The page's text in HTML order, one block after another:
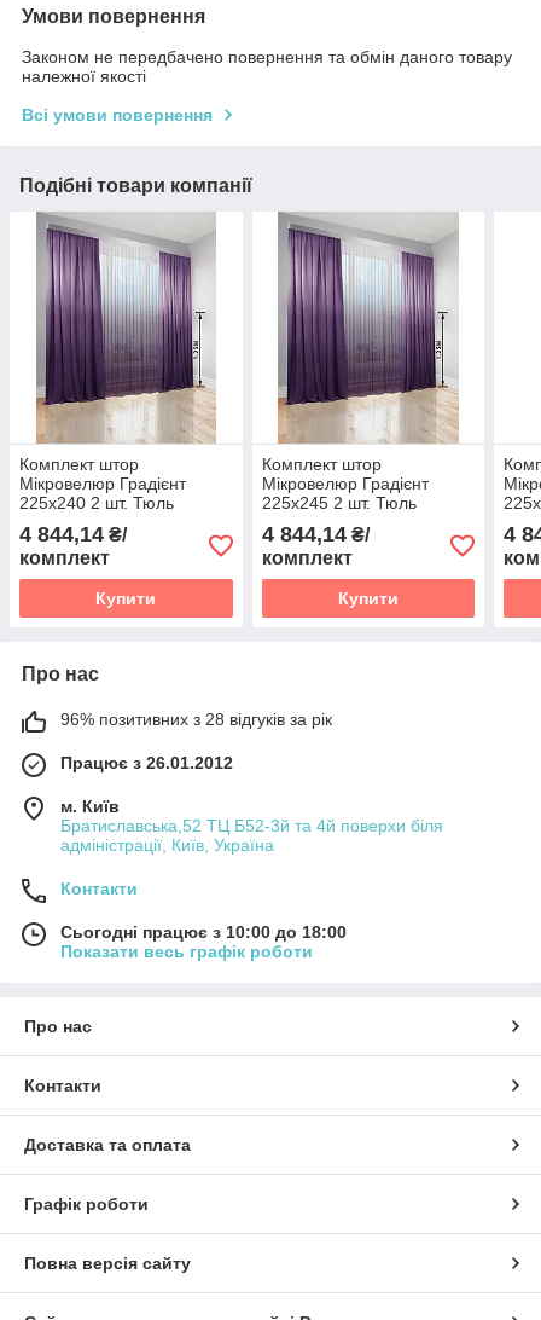
Умови повернення
Законом не передбачено повернення та обмін даного товару
належної якості
Всі умови повернення
Подібні товари компанії
Комплект штор
Мікровелюр Градієнт
225х240 2 шт. Тюль
Градієнт Батист прозорий
500х240 перехід від
Фіолетового в Білий
4 844,14 ₴/
комплект
Купити
Комплект штор
Мікровелюр Градієнт
225х245 2 шт. Тюль
Градієнт Батист прозорий
500х245 перехід від
Фіолетового в Білий
4 844,14₴/
комплект
Купити
4
Про нас
96% позитивних з 28 відгуків за рік
Працює з 26.01.2012
м. Київ
Братиславська,52 ТЦ Б52-3й та 4й поверхи біля
адміністрації, Київ, Україна
Контакти
Сьогодні працює з 10:00 до 18:00
Показати весь графік роботи
Про нас
Контакти
Доставка та оплата
Графік роботи
Повна версія сайту